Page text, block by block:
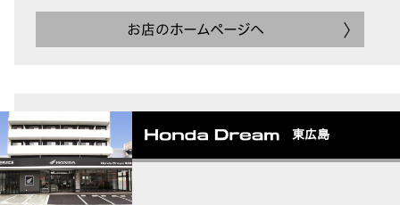
お店のホームページへ
東広島